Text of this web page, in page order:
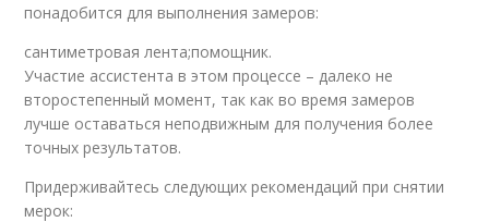
понадобится для выполнения замеров:
сантиметровая лента;помощник.
Участие ассистента в этом процессе – далеко не
второстепенный момент, так как во время замеров
лучше оставаться неподвижным для получения более
точных результатов.
Придерживайтесь следующих рекомендаций при снятии
мерок: